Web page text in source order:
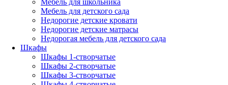
Мебель для детского сада
Недорогие детские кровати
Недорогие детские матрасы
Недорогая мебель для детского сада
Шкафы
Шкафы 1-створчатые
Шкафы 2-створчатые
Шкафы 3-створчатые